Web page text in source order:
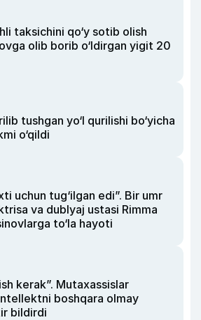
taksichini qo‘y sotib olish
olib borib o‘ldirgan yigit 20
tushgan yo‘l qurilishi bo‘yicha
o‘qildi
uchun tug‘ilgan edi”. Bir umr
va dublyaj ustasi Rimma
to‘la hayoti
kerak”. Mutaxassislar
boshqara olmay
bildirdi